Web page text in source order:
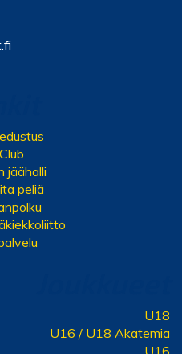
jäähalli
peliä
U18
U16 / U18 Akatemia
U16